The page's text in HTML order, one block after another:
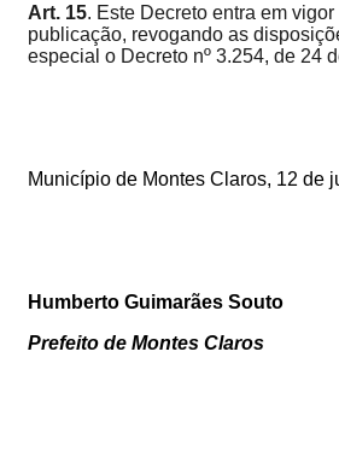
Art. 15. Este Decreto entra em
publicação, revogando as
especial o Decreto nº 3.254, de 24
Município de Montes Claros, 12 de
Humberto Guimarães Souto
Prefeito de Montes Claros